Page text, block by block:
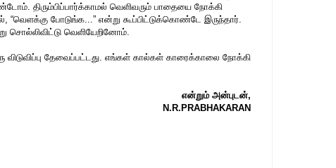
திரும்பிப்பார்க்காமல் வெளிவரும் பாதையை நோக்கி
“வெளக்கு போடுங்க...” என்று கூப்பிட்டுக்கொண்டே இருந்தார்.
வெளியேறினோம்.
விடுவிப்பு தேவைப்பட்டது. எங்கள் கால்கள் காரைக்காலை நோக்கி
என்றும் அன்புடன்,
N.R.PRABHAKARAN